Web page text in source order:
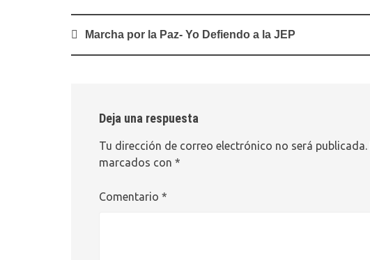
Navegación
Marcha por la Paz- Yo Defiendo a la JEP
Deja una respuesta
Tu dirección de correo electrónico no será publicada.
marcados con *
Comentario *